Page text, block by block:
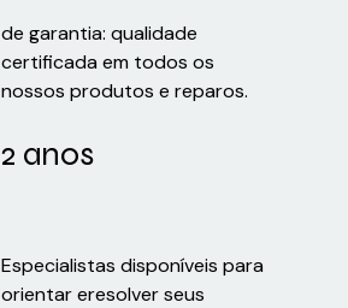
de garantia: qualidade
certificada em todos os
nossos produtos e reparos.
2 anos
Especialistas disponíveis para
orientar eresolver seus